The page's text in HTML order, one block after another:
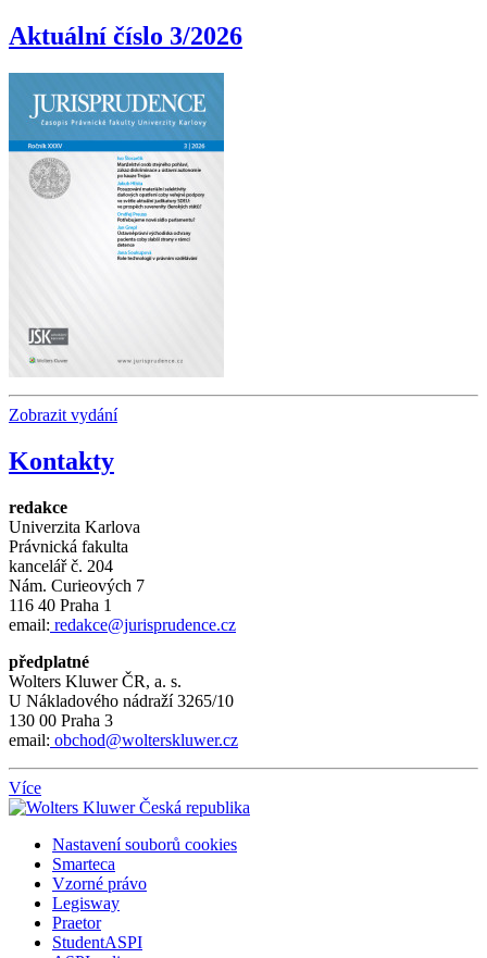
Aktuální číslo 3/2026
Zobrazit vydání
Kontakty
redakce
Univerzita Karlova
Právnická fakulta
kancelář č. 204
Nám. Curieových 7
116 40 Praha 1
email: redakce@jurisprudence.cz
předplatné
Wolters Kluwer ČR, a. s.
U Nákladového nádraží 3265/10
130 00 Praha 3
email: obchod@wolterskluwer.cz
Více
Nastavení souborů cookies
Smarteca
Vzorné právo
Legisway
Praetor
StudentASPI